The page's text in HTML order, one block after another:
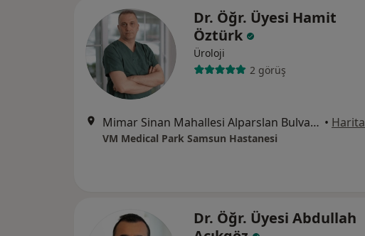
Dr. Öğr. Üyesi Hamit
Öztürk
Üroloji
2 görüş
Mimar Sinan Mahallesi Alparslan Bulvarı No:17, Atakum • Harita
VM Medical Park Samsun Hastanesi
Dr. Öğr. Üyesi Abdullah